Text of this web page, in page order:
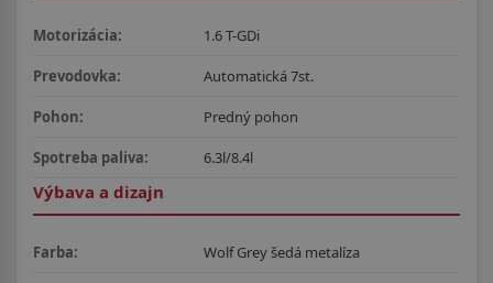
Motorizácia: 1.6 T-GDi
Prevodovka: Automatická 7st.
Pohon: Predný pohon
Spotreba paliva: 6.3l/8.4l
Výbava a dizajn
Farba: Wolf Grey šedá metalíza